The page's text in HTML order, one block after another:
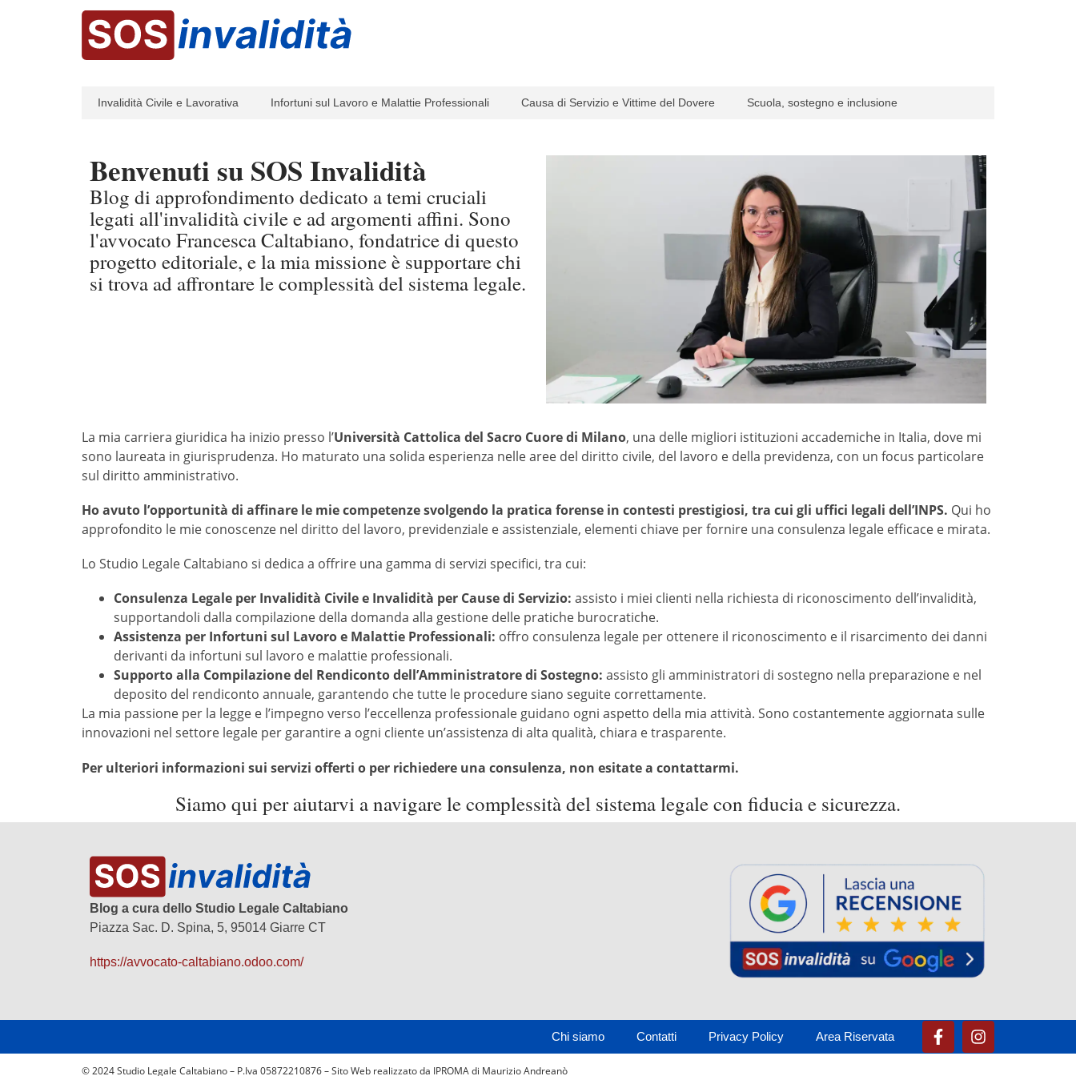
Invalidità Civile e Lavorativa Infortuni sul Lavoro e Malattie Professionali Causa di Servizio e Vittime del Dovere Scuola, sostegno e inclusione
Benvenuti su SOS Invalidità
Blog di approfondimento dedicato a temi cruciali
legati all'invalidità civile e ad argomenti affini. Sono
l'avvocato Francesca Caltabiano, fondatrice di questo
progetto editoriale, e la mia missione è supportare chi
si trova ad affrontare le complessità del sistema legale.
La mia carriera giuridica ha inizio presso l’Università Cattolica del Sacro Cuore di Milano, una delle migliori istituzioni accademiche in Italia, dove mi
sono laureata in giurisprudenza. Ho maturato una solida esperienza nelle aree del diritto civile, del lavoro e della previdenza, con un focus particolare
sul diritto amministrativo.
Ho avuto l’opportunità di affinare le mie competenze svolgendo la pratica forense in contesti prestigiosi, tra cui gli uffici legali dell’INPS. Qui ho
approfondito le mie conoscenze nel diritto del lavoro, previdenziale e assistenziale, elementi chiave per fornire una consulenza legale efficace e mirata.
Lo Studio Legale Caltabiano si dedica a offrire una gamma di servizi specifici, tra cui:
Consulenza Legale per Invalidità Civile e Invalidità per Cause di Servizio: assisto i miei clienti nella richiesta di riconoscimento dell’invalidità,
supportandoli dalla compilazione della domanda alla gestione delle pratiche burocratiche.
Assistenza per Infortuni sul Lavoro e Malattie Professionali: offro consulenza legale per ottenere il riconoscimento e il risarcimento dei danni
derivanti da infortuni sul lavoro e malattie professionali.
Supporto alla Compilazione del Rendiconto dell’Amministratore di Sostegno: assisto gli amministratori di sostegno nella preparazione e nel
deposito del rendiconto annuale, garantendo che tutte le procedure siano seguite correttamente.
La mia passione per la legge e l’impegno verso l’eccellenza professionale guidano ogni aspetto della mia attività. Sono costantemente aggiornata sulle
innovazioni nel settore legale per garantire a ogni cliente un’assistenza di alta qualità, chiara e trasparente.
Per ulteriori informazioni sui servizi offerti o per richiedere una consulenza, non esitate a contattarmi.
Siamo qui per aiutarvi a navigare le complessità del sistema legale con fiducia e sicurezza.
Blog a cura dello Studio Legale Caltabiano
Piazza Sac. D. Spina, 5, 95014 Giarre CT
https://avvocato-caltabiano.odoo.com/
Chi siamo Contatti Privacy Policy Area Riservata
© 2024 Studio Legale Caltabiano – P.Iva 05872210876 – Sito Web realizzato da IPROMA di Maurizio Andreanò